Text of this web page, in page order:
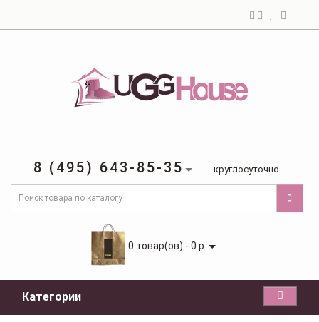
8 (495) 643-85-35 круглосуточно
0 товар(ов) - 0 р.
Категории